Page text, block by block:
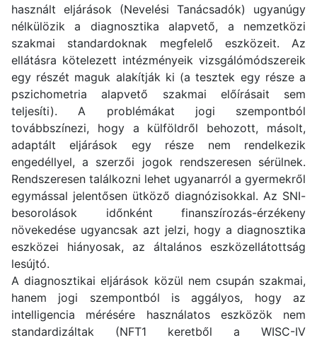
használt eljárások (Nevelési Tanácsadók) ugyanúgy
nélkülözik a diagnosztika alapvető, a nemzetközi
szakmai standardoknak megfelelő eszközeit. Az
ellátásra kötelezett intézményeik vizsgálómódszereik
egy részét maguk alakítják ki (a tesztek egy része a
pszichometria alapvető szakmai előírásait sem
teljesíti). A problémákat jogi szempontból
továbbszínezi, hogy a külföldről behozott, másolt,
adaptált eljárások egy része nem rendelkezik
engedéllyel, a szerzői jogok rendszeresen sérülnek.
Rendszeresen találkozni lehet ugyanarról a gyermekről
egymással jelentősen ütköző diagnózisokkal. Az SNI-
besorolások időnként finanszírozás-érzékeny
növekedése ugyancsak azt jelzi, hogy a diagnosztika
eszközei hiányosak, az általános eszközellátottság
lesújtó.
A diagnosztikai eljárások közül nem csupán szakmai,
hanem jogi szempontból is aggályos, hogy az
intelligencia mérésére használatos eszközök nem
standardizáltak (NFT1 keretből a WISC-IV